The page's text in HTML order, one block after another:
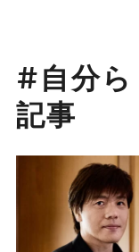
#自分ら
記事